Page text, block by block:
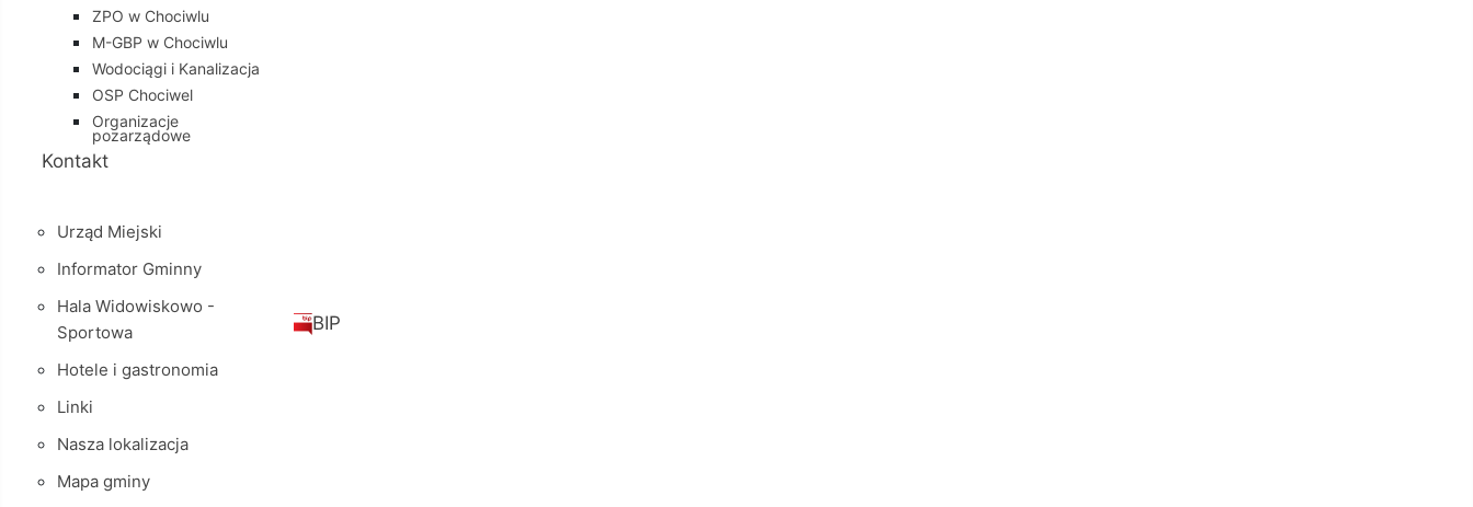
ZPO w Chociwlu
M-GBP w Chociwlu
Wodociągi i Kanalizacja
OSP Chociwel
Organizacje
pozarządowe
Kontakt
Urząd Miejski
Informator Gminny
Hala Widowiskowo -
Sportowa
Hotele i gastronomia
Linki
Nasza lokalizacja
Mapa gminy
BIP